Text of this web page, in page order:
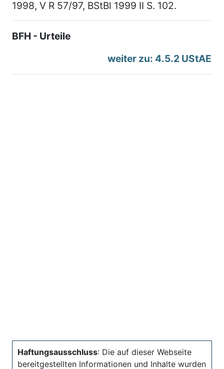
1998, V R 57/97, BStBl 1999 II S. 102.
BFH - Urteile
weiter zu: 4.5.2 UStAE
Haftungsausschluss: Die auf dieser Webseite
bereitgestellten Informationen und Inhalte wurden